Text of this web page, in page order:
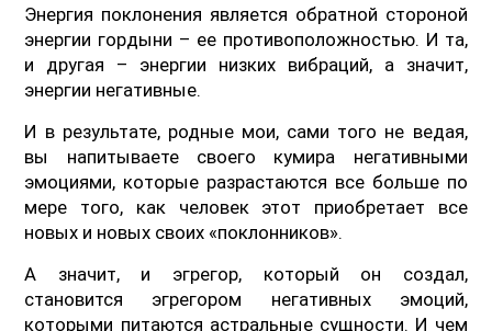
Энергия поклонения является обратной стороной
энергии гордыни – ее противоположностью. И та,
и другая – энергии низких вибраций, а значит,
энергии негативные.
И в результате, родные мои, сами того не ведая,
вы напитываете своего кумира негативными
эмоциями, которые разрастаются все больше по
мере того, как человек этот приобретает все
новых и новых своих «поклонников».
А значит, и эгрегор, который он создал,
становится эгрегором негативных эмоций,
которыми питаются астральные сущности. И чем